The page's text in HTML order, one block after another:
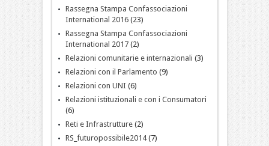
Rassegna Stampa Confassociazioni
International 2016(23)
Rassegna Stampa Confassociazioni
International 2017(2)
Relazioni comunitarie e internazionali (3)
Relazioni con il Parlamento (9)
Relazioni con UNI (6)
Relazioni istituzionali e con i Consumatori
(6)
Reti e Infrastrutture(2)
RS_futuropossibile2014(7)